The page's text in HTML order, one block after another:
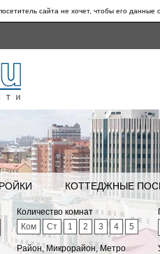
сайта не хочет, чтобы его данные
КОТТЕДЖНЫЕ
Количество комнат
Ком
Ст 1 2 3 4 5
Район, Микрорайон, Метро